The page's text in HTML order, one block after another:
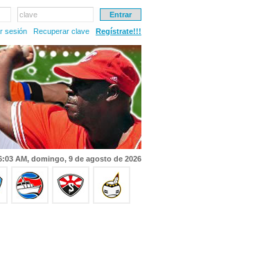
clave
sesión
Recuperar clave Regístrate!!!
AM, domingo, 9 de agosto de 2026